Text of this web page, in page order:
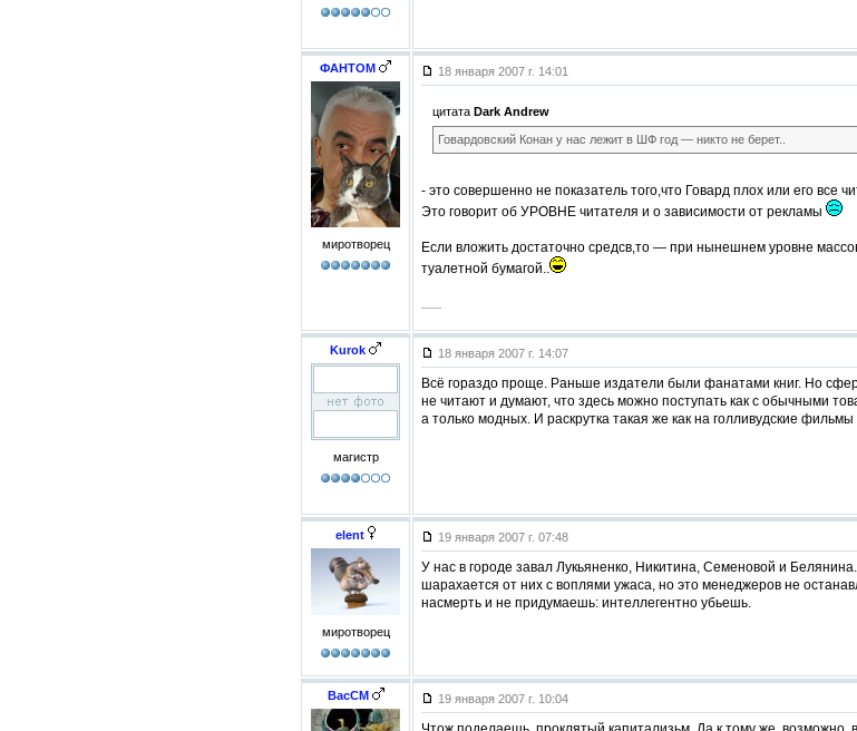
ФАНТОМ
миротворец
18 января 2007 г. 14:01
цитата Dark Andrew
Говардовский Конан у нас лежит в ШФ год — никто не берет..
- это совершенно не показатель того,что Говард плох или его все
Это говорит об УРОВНЕ читателя и о зависимости от рекламы
Если вложить достаточно средсв,то — при нынешнем уровне
туалетной бумагой..
–––
Kurok
магистр
18 января 2007 г. 14:07
Всё гораздо проще. Раньше издатели были фанатами книг. Но
не читают и думают, что здесь можно поступать как с обычными
а только модных. И раскрутка такая же как на голливудские
elent
миротворец
19 января 2007 г. 07:48
У нас в городе завал Лукьяненко, Никитина, Семеновой и
шарахается от них с воплями ужаса, но это менеджеров не
насмерть и не придумаешь: интеллегентно убьешь.
BacCM 19 января 2007 г. 10:04